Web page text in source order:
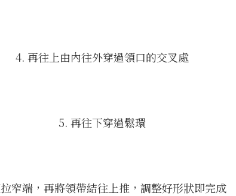
4. 再往上由內往外穿過領口的交叉處
5. 再往下穿過鬆環
窄端，再將領帶結往上推，調整好形狀即完成